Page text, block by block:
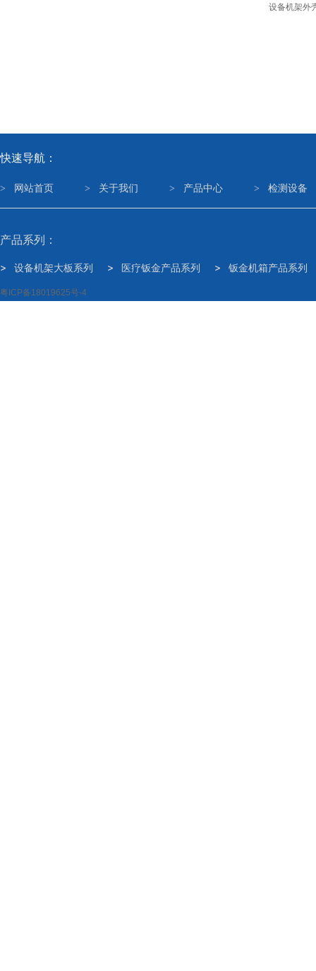
设备机架外
快速导航：
> 网站首页 > 关于我们 > 产品中心 > 检测设备
产品系列：
设备机架大板系列 医疗钣金产品系列 钣金机箱产品系列
粤ICP备18019625号-4